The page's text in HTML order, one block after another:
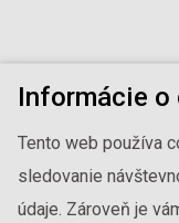
Informácie o
Tento web používa
sledovanie
údaje. Zároveň je